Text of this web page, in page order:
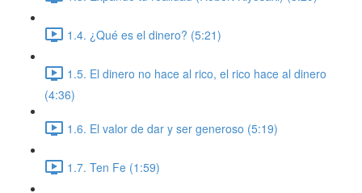
1.4. ¿Qué es el dinero? (5:21)
1.5. El dinero no hace al rico, el rico hace al dinero
(4:36)
1.6. El valor de dar y ser generoso (5:19)
1.7. Ten Fe (1:59)